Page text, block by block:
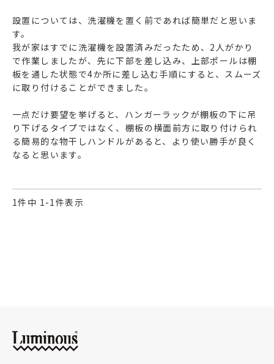
設置については、洗濯機を置く前であれば簡単だと思いま
す。
我が家はすでに洗濯機を設置済みだったため、2人がかり
で作業しましたが、先に下部を差し込み、上部ポールは棚
板を通した状態で4か所に差し込む手順にすると、スムーズ
に取り付けることができました。
一点だけ要望を挙げると、ハンガーラックが棚板の下に吊
り下げるタイプではなく、棚板の横面前方に取り付けられ
る簡易的な物干しハンドルがあると、より使い勝手が良く
なると思います。
1件中 1 -1 件表示